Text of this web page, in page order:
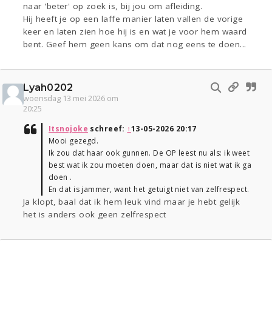
naar 'beter' op zoek is, bij jou om afleiding.
Hij heeft je op een laffe manier laten vallen de vorige
keer en laten zien hoe hij is en wat je voor hem waard
bent. Geef hem geen kans om dat nog eens te doen...
Lyah0202
woensdag 13 mei 2026 om
20:25
Itsnojoke schreef: ↑13-05-2026 20:17
Mooi gezegd.
Ik zou dat haar ook gunnen. De OP leest nu als: ik weet
best wat ik zou moeten doen, maar dat is niet wat ik ga
doen .
En dat is jammer, want het getuigt niet van zelfrespect.
Ja klopt, baal dat ik hem leuk vind maar je hebt gelijk
het is anders ook geen zelfrespect